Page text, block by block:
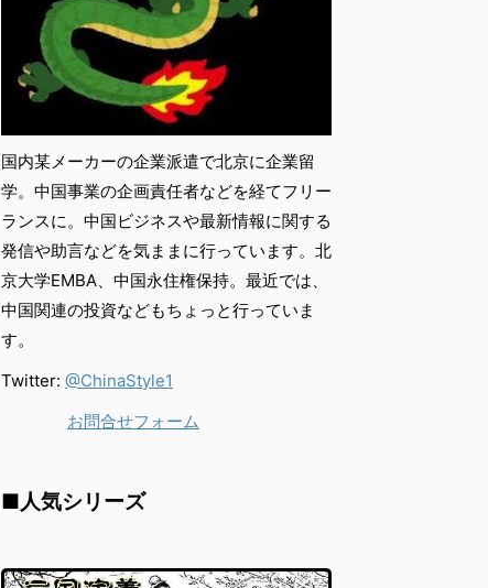
国内某メーカーの企業派遣で北京に企業留
学。中国事業の企画責任者などを経てフリー
ランスに。中国ビジネスや最新情報に関する
発信や助言などを気ままに行っています。北
京大学EMBA、中国永住権保持。最近では、
中国関連の投資などもちょっと行っていま
す。
Twitter: @ChinaStyle1
お問合せフォーム
■人気シリーズ